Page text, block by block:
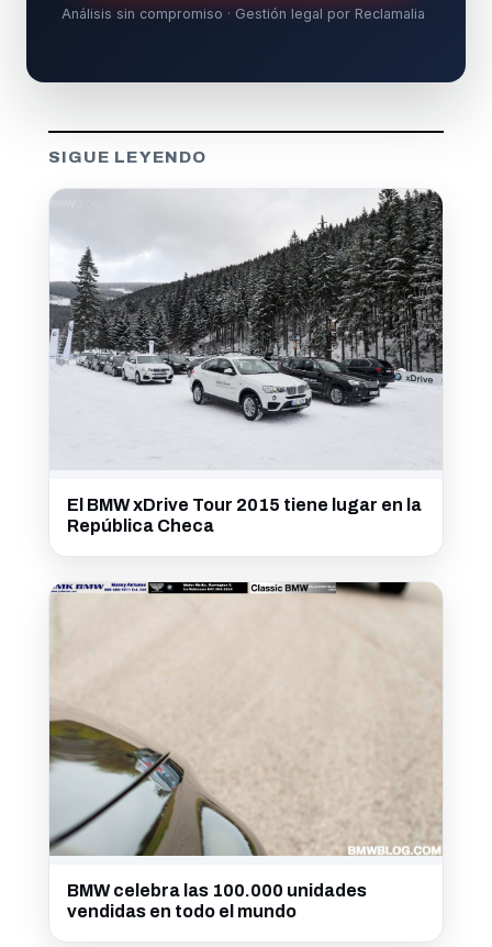
Análisis sin compromiso · Gestión legal por Reclamalia
SIGUE LEYENDO
El BMW xDrive Tour 2015 tiene lugar en la
República Checa
BMW celebra las 100.000 unidades
vendidas en todo el mundo